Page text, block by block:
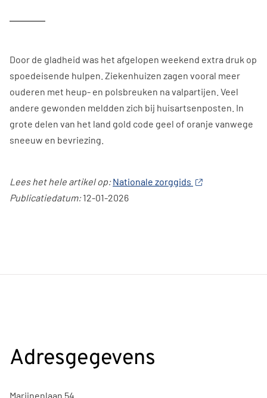
Door de gladheid was het afgelopen weekend extra druk op
spoedeisende hulpen. Ziekenhuizen zagen vooral meer
ouderen met heup- en polsbreuken na valpartijen. Veel
andere gewonden meldden zich bij huisartsenposten. In
grote delen van het land gold code geel of oranje vanwege
sneeuw en bevriezing.
Lees het hele artikel op: Nationale zorggids
Publicatiedatum:12-01-2026
Adresgegevens
Marijnenlaan 54